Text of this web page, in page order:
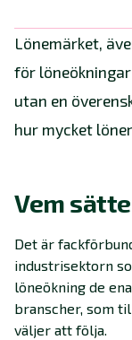
Lönemärket,
för
utan en
hur mycket
Vem
Det är
industrisektorn
löneökning de
branscher, som
väljer att följa.